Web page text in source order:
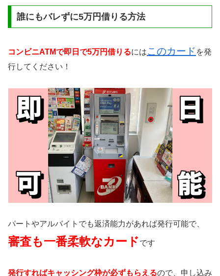
誰にもバレずに5万円借りる方法
コンビニATMで即日で5万円借りるにはこのカード を発
行してください！
パートやアルバイトでも返済能力があれば発行可能で、
審査も一番柔軟なカード です
発行すればキャッシング枠が必ずもらえるので、申し込み